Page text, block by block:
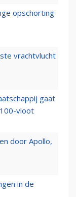
opschorting
vrachtvlucht
gaat
vloot
door Apollo,
in de